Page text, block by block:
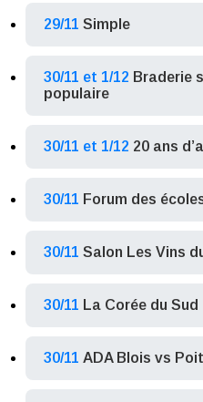
29/11 Simple
30/11 et 1/12 Braderie
populaire
30/11 et 1/12 20 ans
30/11 Forum des
30/11 Salon Les Vins
30/11 La Corée du Sud
30/11 ADA Blois vs